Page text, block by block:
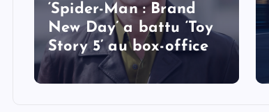
‘Spider-Man : Brand
New Day’ a battu ‘Toy
Story 5’ au box-office